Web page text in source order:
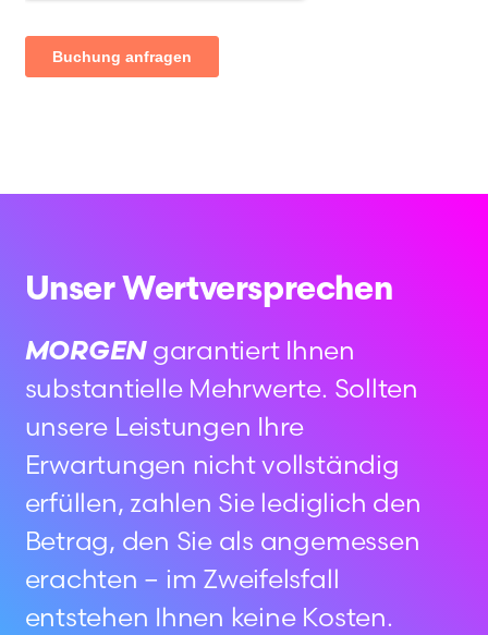
Unser Wertversprechen
MORGENgarantiert Ihnen
substantielle Mehrwerte. Sollten
unsere Leistungen Ihre
Erwartungen nicht vollständig
erfüllen, zahlen Sie lediglich den
Betrag, den Sie als angemessen
erachten – im Zweifelsfall
entstehen Ihnen keine Kosten.